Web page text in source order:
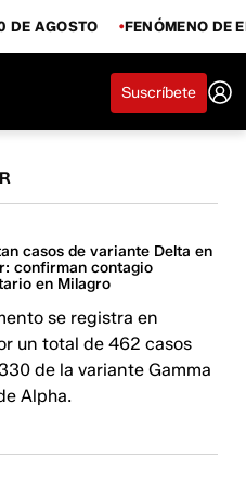
DE AGOSTO FENÓMENO DE
Suscríbete
casos de variante Delta en
confirman contagio
en Milagro
se registra en
un total de 462 casos
de la variante Gamma
Alpha.